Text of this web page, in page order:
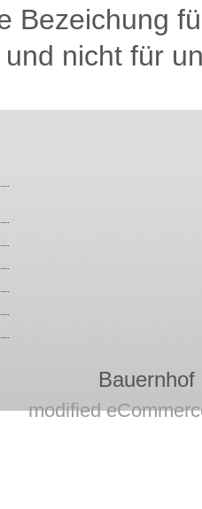
Bezeichung
nicht für
modified